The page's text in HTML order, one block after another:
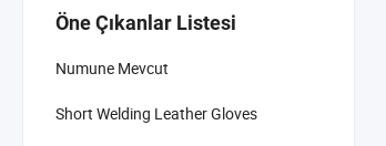
Öne Çıkanlar Listesi
Numune Mevcut
Short Welding Leather Gloves